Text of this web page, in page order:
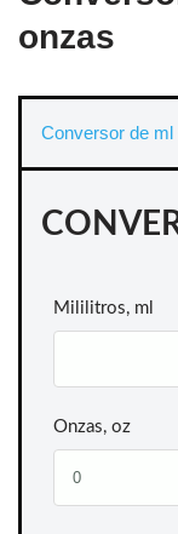
onzas
Conversor de ml
Mililitros, ml
Onzas, oz